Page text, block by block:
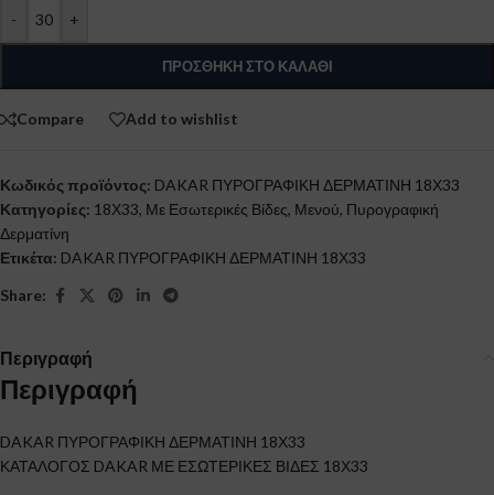
- +
ΠΡΟΣΘΉΚΗ ΣΤΟ ΚΑΛΆΘΙ
Compare Add to wishlist
Κωδικός προϊόντος: DAKAR ΠΥΡΟΓΡΑΦΙΚΗ ΔΕΡΜΑΤΙΝΗ 18Χ33
Κατηγορίες: 18Χ33, Με Εσωτερικές Βίδες, Μενού, Πυρογραφική
Δερματίνη
Ετικέτα: DAKAR ΠΥΡΟΓΡΑΦΙΚΗ ΔΕΡΜΑΤΙΝΗ 18Χ33
Share:
Περιγραφή
Περιγραφή
DAKAR ΠΥΡΟΓΡΑΦΙΚΗ ΔΕΡΜΑΤΙΝΗ 18Χ33
ΚΑΤΑΛΟΓΟΣ DAKAR ΜΕ ΕΣΩΤΕΡΙΚΕΣ ΒΙΔΕΣ 18Χ33